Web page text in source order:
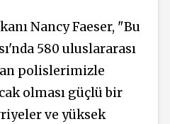
Nancy Faeser, "Bu
580 uluslararası
polislerimizle
olması güçlü bir
ve yüksek